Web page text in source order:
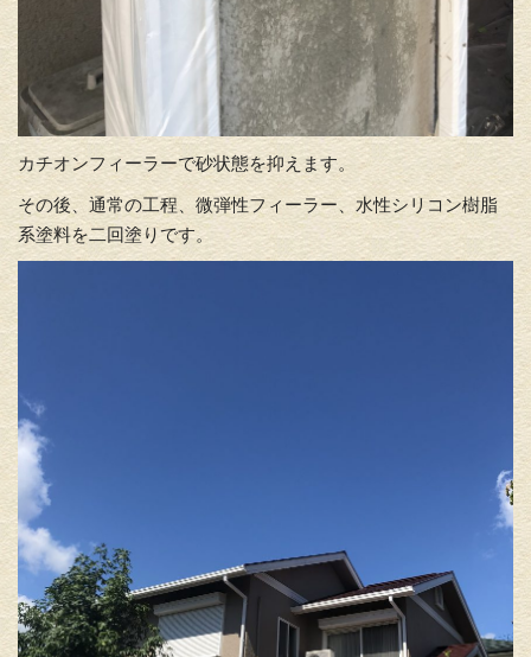
カチオンフィーラーで砂状態を抑えます。
その後、通常の工程、微弾性フィーラー、水性シリコン樹脂
系塗料を二回塗りです。